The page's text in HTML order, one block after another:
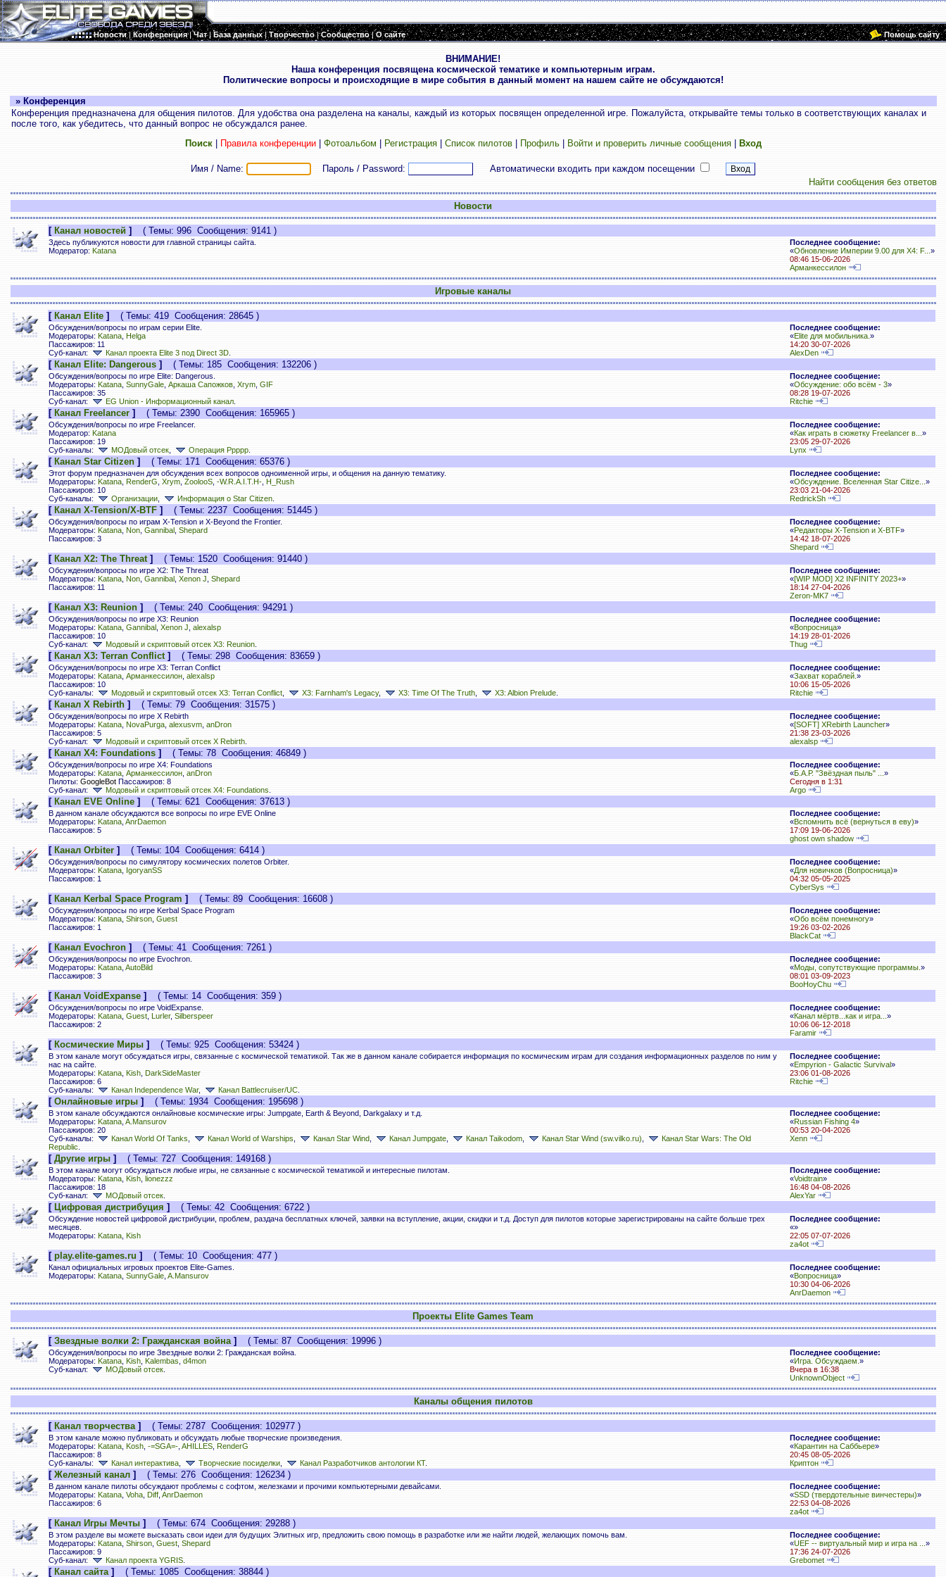
Новости|Конференция|Чат|База данных|Творчество|Сообщество|О сайте Помощь сайту
ВНИМАНИЕ!
Наша конференция посвящена космической тематике и компьютерным играм.
Политические вопросы и происходящие в мире события в данный момент на нашем сайте не обсуждаются!
» Конференция
Конференция предназначена для общения пилотов. Для удобства она разделена на каналы, каждый из которых посвящен определенной игре. Пожалуйста, открывайте темы только в соответствующих каналах и
после того, как убедитесь, что данный вопрос не обсуждался ранее.
Поиск| Правила конференции| Фотоальбом Регистрация| Список пилотов| Профиль| Войти и проверить личные сообщения| Вход
Имя / Name: Пароль / Password:
Автоматически входить при каждом посещении
Найти сообщения без ответов
Новости
[ Канал новостей] ( Темы: 996 Сообщения: 9141 )
Здесь публикуются новости для главной страницы сайта.
Модератор: Katana
Последнее сообщение:
«Обновление Империи 9.00 для X4: F... »
08:46 15-06-2026
Арманкессилон
Игровые каналы
[ Канал Elite] ( Темы: 419 Сообщения: 28645 )
Обсуждения/вопросы по играм серии Elite.
Модераторы: Katana, Helga
Пассажиров: 11
Суб-канал:
Канал проекта Elite 3 под Direct 3D.
Последнее сообщение:
«Elite для мобильника. »
14:20 30-07-2026
AlexDen
[ Канал Elite: Dangerous] ( Темы: 185 Сообщения: 132206 )
Обсуждения/вопросы по игре Elite: Dangerous.
Модераторы: Katana, SunnyGale, Аркаша Сапожков, Xrym, GIF
Пассажиров: 35
Суб-канал:
EG Union - Информационный канал.
Последнее сообщение:
«Обсуждение: обо всём - 3»
08:28 19-07-2026
Ritchie
[ Канал Freelancer] ( Темы: 2390 Сообщения: 165965 )
Обсуждения/вопросы по игре Freelancer.
Модератор: Katana
Пассажиров: 19
Суб-каналы:
МОДовый отсек, Операция Ррррр.
Последнее сообщение:
«Как играть в сюжетку Freelancer в... »
23:05 29-07-2026
Lynx
[ Канал Star Citizen] ( Темы: 171 Сообщения: 65376 )
Этот форум предназначен для обсуждения всех вопросов одноименной игры, и общения на данную тематику.
Модераторы: Katana, RenderG Xrym, ZoolooS, -W.R.A.I.T.H-, H_Rush
Пассажиров: 10
Суб-каналы:
Организации, Информация о Star Citizen.
Последнее сообщение:
«Обсуждение. Вселенная Star Citize... »
23:03 21-04-2026
RedrickSh
[ Канал X-Tension/X-BTF] ( Темы: 2237 Сообщения: 51445 )
Обсуждения/вопросы по играм X-Tension и X-Beyond the Frontier.
Модераторы: Katana, Non, Gannibal, Shepard
Пассажиров: 3
Последнее сообщение:
«Редакторы X-Tension и X-BTF»
14:42 18-07-2026
Shepard
[ Канал X2: The Threat] ( Темы: 1520 Сообщения: 91440 )
Обсуждения/вопросы по игре X2: The Threat
Модераторы: Katana, Non, Gannibal, Xenon J Shepard
Пассажиров: 11
Последнее сообщение:
«[WIP MOD] X2 INFINITY 2023+»
18:14 27-04-2026
Zeron-MK7
[ Канал X3: Reunion] ( Темы: 240 Сообщения: 94291 )
Обсуждения/вопросы по игре X3: Reunion
Модераторы: Katana, Gannibal, Xenon J alexalsp
Пассажиров: 10
Суб-канал:
Модовый и скриптовый отсек X3: Reunion.
Последнее сообщение:
«Вопросница»
14:19 28-01-2026
Thug
[ Канал X3: Terran Conflict] ( Темы: 298 Сообщения: 83659 )
Обсуждения/вопросы по игре X3: Terran Conflict
Модераторы: Katana, Арманкессилон, alexalsp
Пассажиров: 10
Суб-каналы:
Модовый и скриптовый отсек X3: Terran Conflict, X3: Farnham's Legacy, X3: Time Of The Truth, X3: Albion Prelude.
Последнее сообщение:
«Захват кораблей. »
10:06 15-05-2026
Ritchie
[ Канал X Rebirth] ( Темы: 79 Сообщения: 31575 )
Обсуждения/вопросы по игре X Rebirth
Модераторы: Katana, NovaPurga, alexusvm, anDron
Пассажиров: 5
Суб-канал:
Модовый и скриптовый отсек X Rebirth.
Последнее сообщение:
«[SOFT] XRebirth Launcher»
21:38 23-03-2026
alexalsp
[ Канал X4: Foundations] ( Темы: 78 Сообщения: 46849 )
Обсуждения/вопросы по игре X4: Foundations
Модераторы: Katana, Арманкессилон, anDron
Пилоты: GoogleBotПассажиров: 8
Суб-канал:
Модовый и скриптовый отсек X4: Foundations
Последнее сообщение:
«Б.А.Р. "Звёздная пыль" ... »
Сегодня в 1:31
Argo
[ Канал EVE Online] ( Темы: 621 Сообщения: 37613 )
В данном канале обсуждаются все вопросы по игре EVE Online
Модераторы: Katana, AnrDaemon
Пассажиров: 5
Последнее сообщение:
«Вспомнить всё (вернуться в еву)»
17:09 19-06-2026
ghost own shadow
[ Канал Orbiter] ( Темы: 104 Сообщения: 6414 )
Обсуждения/вопросы по симулятору космических полетов Orbiter.
Модераторы: Katana, IgoryanSS
Пассажиров: 1
Последнее сообщение:
«Для новичков (Вопросница)»
04:32 05-05-2025
CyberSys
[ Канал Kerbal Space Program ] ( Темы: 89 Сообщения: 16608 )
Обсуждения/вопросы по игре Kerbal Space Program
Модераторы: Katana, Shirson, Guest
Пассажиров: 1
Последнее сообщение:
«Обо всём понемногу»
19:26 03-02-2026
BlackCat
[ Канал Evochron] ( Темы: 41 Сообщения: 7261 )
Обсуждения/вопросы по игре Evochron.
Модераторы: Katana, AutoBild
Пассажиров: 3
Последнее сообщение:
«Моды, сопутствующие программы. »
08:01 03-09-2023
BooHoyChu
[ Канал VoidExpanse] ( Темы: 14 Сообщения: 359 )
Обсуждения/вопросы по игре VoidExpanse.
Модераторы: Katana, Guest, Lurler, Silberspeer
Пассажиров: 2
Последнее сообщение:
«Канал мёртв...как и игра... »
10:06 06-12-2018
Faramir
[ Космические Миры] ( Темы: 925 Сообщения: 53424 )
В этом канале могут обсуждаться игры, связанные с космической тематикой. Так же в данном канале собирается информация по космическим играм для создания информационных разделов по ним у
нас на сайте.
Модераторы: Katana, Kish, DarkSideMaster
Пассажиров: 6
Суб-каналы:
Канал Independence War, Канал Battlecruiser/UC.
Последнее сообщение:
«Empyrion - Galactic Survival»
23:06 01-08-2026
Ritchie
[ Онлайновые игры] ( Темы: 1934 Сообщения: 195698 )
В этом канале обсуждаются онлайновые космические игры: Jumpgate, Earth & Beyond, Darkgalaxy и т.д.
Модераторы: Katana, A.Mansurov
Пассажиров: 20
Суб-каналы:
Канал World Of Tanks Канал World of Warships Канал Star Wind, Канал Jumpgate, Канал Taikodom, Канал Star Wind (sw.vilko.ru)
Канал Star Wars: The Old
Republic.
Последнее сообщение:
«Russian Fishing 4»
00:53 20-04-2026
Xenn
[ Другие игры] ( Темы: 727 Сообщения: 149168 )
В этом канале могут обсуждаться любые игры, не связанные с космической тематикой и интересные пилотам.
Модераторы: Katana, Kish, lionezzz
Пассажиров: 18
Суб-канал:
МОДовый отсек.
Последнее сообщение:
«Voidtrain»
16:48 04-08-2026
AlexYar
[ Цифровая дистрибуция ] ( Темы: 42 Сообщения: 6722 )
Обсуждение новостей цифровой дистрибуции, проблем, раздача бесплатных ключей, заявки на вступление, акции, скидки и т.д. Доступ для пилотов которые зарегистрированы на сайте больше трех
месяцев.
Модераторы: Katana, Kish
Последнее сообщение:
«»
22:05 07-07-2026
za4ot
[ play.elite-games.ru ] ( Темы: 10 Сообщения: 477 )
Канал официальных игровых проектов Elite-Games.
Модераторы: Katana, SunnyGale, A.Mansurov
Последнее сообщение:
«Вопросница»
10:30 04-06-2026
AnrDaemon
Проекты Elite Games Team
[ Звездные волки 2: Гражданская война] ( Темы: 87 Сообщения: 19996 )
Обсуждения/вопросы по игре Звездные волки 2: Гражданская война.
Модераторы: Katana, Kish, Kalembas d4mon
Суб-канал:
МОДовый отсек.
Последнее сообщение:
«Игра. Обсуждаем. »
Вчера в 16:38
UnknownObject
Каналы общения пилотов
[ Канал творчества] ( Темы: 2787 Сообщения: 102977 )
В этом канале можно публиковать и обсуждать любые творческие произведения.
Модераторы: Katana, Kosh, -=SGA=-, AHILLES, RenderG
Пассажиров: 8
Суб-каналы:
Канал интерактива, Творческие посиделки, Канал Разработчиков антологии КТ.
Последнее сообщение:
«Карантин на Саббьере»
20:45 08-05-2026
Криптон
[ Железный канал] ( Темы: 276 Сообщения: 126234 )
В данном канале пилоты обсуждают проблемы с софтом, железками и прочими компьютерными девайсами.
Модераторы: Katana, Voha, Diff, AnrDaemon
Пассажиров: 6
Последнее сообщение:
«SSD (твердотельные винчестеры)»
22:53 04-08-2026
za4ot
[ Канал Игры Мечты] ( Темы: 674 Сообщения: 29288 )
В этом разделе вы можете высказать свои идеи для будущих Элитных игр, предложить свою помощь в разработке или же найти людей, желающих помочь вам.
Модераторы: Katana, Shirson, Guest, Shepard
Пассажиров: 9
Суб-канал:
Канал проекта YGRIS.
Последнее сообщение:
«UEF -- виртуальный мир и игра на ... »
17:36 24-07-2026
Grebomet
[ Канал сайта] ( Темы: 1085 Сообщения: 38844 )